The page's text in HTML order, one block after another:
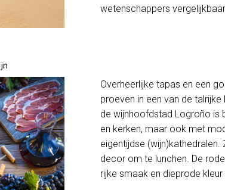
wetenschappers
Overheerlijke tapas en een
proeven in een van de talrijke
de wijnhoofdstad Logroño is
en kerken, maar ook met
eigentijdse (wijn)kathedralen.
decor om te lunchen. De
rijke smaak en dieprode